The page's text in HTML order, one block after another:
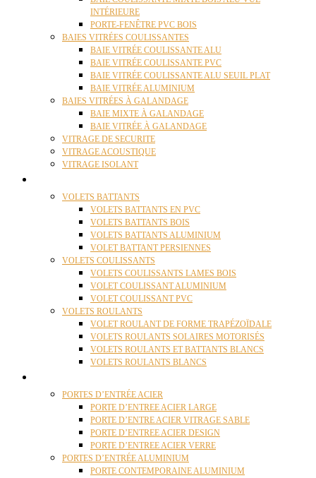
INTÉRIEURE
PORTE-FENÊTRE PVC BOIS
BAIES VITRÉES COULISSANTES
BAIE VITRÉE COULISSANTE ALU
BAIE VITRÉE COULISSANTE PVC
BAIE VITRÉE COULISSANTE ALU SEUIL PLAT
BAIE VITRÉE ALUMINIUM
BAIES VITRÉES À GALANDAGE
BAIE MIXTE À GALANDAGE
BAIE VITRÉE À GALANDAGE
VITRAGE DE SECURITE
VITRAGE ACOUSTIQUE
VITRAGE ISOLANT
VOLETS BATTANTS
VOLETS BATTANTS EN PVC
VOLETS BATTANTS BOIS
VOLETS BATTANTS ALUMINIUM
VOLET BATTANT PERSIENNES
VOLETS COULISSANTS
VOLETS COULISSANTS LAMES BOIS
VOLET COULISSANT ALUMINIUM
VOLET COULISSANT PVC
VOLETS ROULANTS
VOLET ROULANT DE FORME TRAPÉZOÏDALE
VOLETS ROULANTS SOLAIRES MOTORISÉS
VOLETS ROULANTS ET BATTANTS BLANCS
VOLETS ROULANTS BLANCS
PORTES D’ENTRÉE ACIER
PORTE D’ENTREE ACIER LARGE
PORTE D’ENTRE ACIER VITRAGE SABLE
PORTE D’ENTREE ACIER DESIGN
PORTE D’ENTREE ACIER VERRE
PORTES D’ENTRÉE ALUMINIUM
PORTE CONTEMPORAINE ALUMINIUM